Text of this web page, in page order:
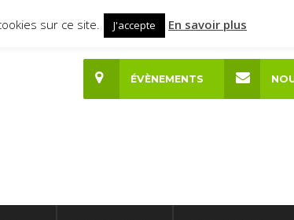
ÉVÈNEMENTS
sur ce site. J'accepte En savoir plus